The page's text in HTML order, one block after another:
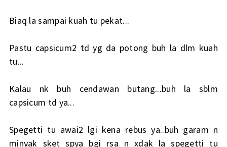
Biaq la sampai kuah tu pekat...
Pastu capsicum2 td yg da potong buh la dlm kuah
tu...
Kalau nk buh cendawan butang...buh la sblm
capsicum td ya...
Spegetti tu awai2 lgi kena rebus ya..buh garam n
minyak sket spya bgi rsa n xdak la spegetti tu